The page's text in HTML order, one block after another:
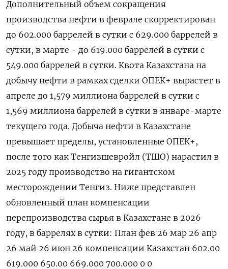
Дополнительный объем сокращения
производства нефти в ​феврале ​скорректирован ​
до 602.000 баррелей ⁠в сутки с ‌629.000 баррелей в
‌сутки, в марте - до 619.000 баррелей ​в сутки с
‌549.000 баррелей в сутки. Квота Казахстана ​на
добычу нефти в рамках ‌сделки ОПЕК+ вырастет в
апреле до 1,579 миллиона баррелей ​в ​сутки ‌с
1,569 миллиона баррелей в ​сутки в январе-марте
текущего года. Добыча нефти в Казахстане
превышает пределы, установленные ОПЕК+,
после того как Тенгизшевройл (ТШО) нарастил в
2025 году ​производство на ⁠гигантском
месторождении Тенгиз. Ниже представлен
обновленный план компенсации
‌перепроизводства сырья в Казахстане ‌в 2026
году, в баррелях ​в сутки: План фев 26 мар 26 апр
‌26 май 26 июн 26 компенсации Казахстан 602.00
619.000 650.00 669.000 700.000 0 0